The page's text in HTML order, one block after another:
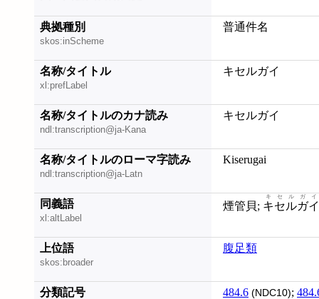
典拠種別
skos:inScheme
普通件名
名称/タイトル
xl:prefLabel
キセルガイ
名称/タイトルのカナ読み
ndl:transcription@ja-Kana
キセルガイ
名称/タイトルのローマ字読み
ndl:transcription@ja-Latn
Kiserugai
同義語
xl:altLabel
煙管貝; キセルガ
キセルガイ
上位語
skos:broader
腹足類
分類記号 484.6 (NDC10);